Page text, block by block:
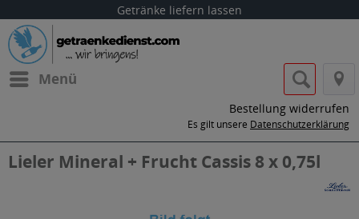
Getränke liefern lassen
Menü
Bestellung widerrufen
Es gilt unsere Datenschutzerklärung
Lieler Mineral + Frucht Cassis 8 x 0,75l